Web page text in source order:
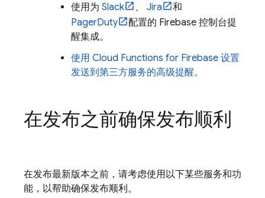
使用为 Slack 、 Jira
和
PagerDuty
配置的 Firebase 控制台提
醒集成。
使用 Cloud Functions for Firebase 设置
发送到第三方服务的高级提醒。
在发布之前确保发布顺利
在发布最新版本之前，请考虑使用以下某些服务和功
能，以帮助确保发布顺利。